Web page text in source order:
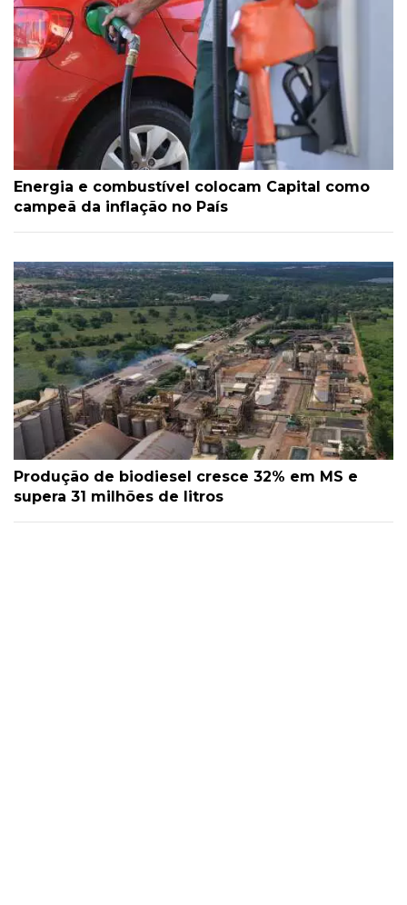
Energia e combustível colocam Capital como
campeã da inflação no País
Produção de biodiesel cresce 32% em MS e
supera 31 milhões de litros